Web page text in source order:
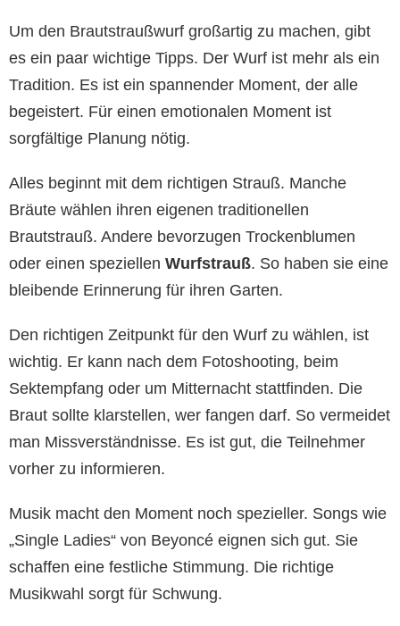
Um den Brautstraußwurf großartig zu machen, gibt
es ein paar wichtige Tipps. Der Wurf ist mehr als ein
Tradition. Es ist ein spannender Moment, der alle
begeistert. Für einen emotionalen Moment ist
sorgfältige Planung nötig.
Alles beginnt mit dem richtigen Strauß. Manche
Bräute wählen ihren eigenen traditionellen
Brautstrauß. Andere bevorzugen Trockenblumen
oder einen speziellen Wurfstrauß. So haben sie eine
bleibende Erinnerung für ihren Garten.
Den richtigen Zeitpunkt für den Wurf zu wählen, ist
wichtig. Er kann nach dem Fotoshooting, beim
Sektempfang oder um Mitternacht stattfinden. Die
Braut sollte klarstellen, wer fangen darf. So vermeidet
man Missverständnisse. Es ist gut, die Teilnehmer
vorher zu informieren.
Musik macht den Moment noch spezieller. Songs wie
„Single Ladies“ von Beyoncé eignen sich gut. Sie
schaffen eine festliche Stimmung. Die richtige
Musikwahl sorgt für Schwung.